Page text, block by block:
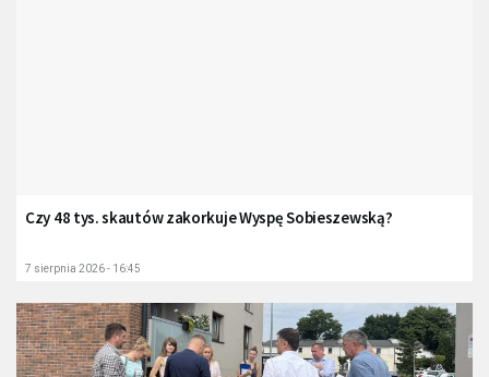
Czy 48 tys. skautów zakorkuje Wyspę Sobieszewską?
7 sierpnia 2026 - 16:45